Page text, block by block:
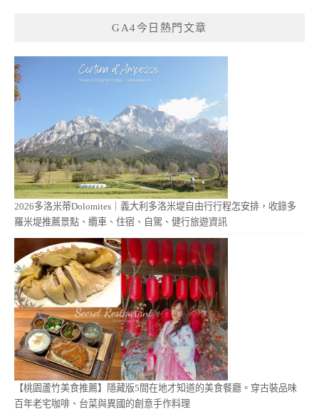
GA4今日熱門文章
2026多洛米蒂Dolomites｜義大利多洛米堤自由行行程怎安排，收錄多
羅米堤推薦景點、纜車、住宿、自駕、健行旅遊資訊
【桃園蘆竹美食推薦】隱藏版5間在地才知道的美食餐廳。穿古裝品味
百年老宅咖啡、台菜與異國的創意手作料理